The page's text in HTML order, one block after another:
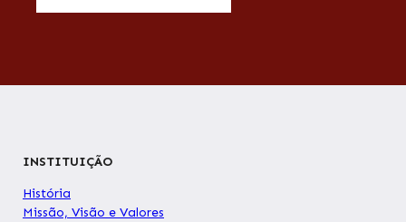
INSTITUIÇÃO
História
Missão, Visão e Valores